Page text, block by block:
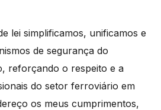
lei simplificamos, unificamos e
de segurança do
reforçando o respeito e a
do setor ferroviário em
os meus cumprimentos,